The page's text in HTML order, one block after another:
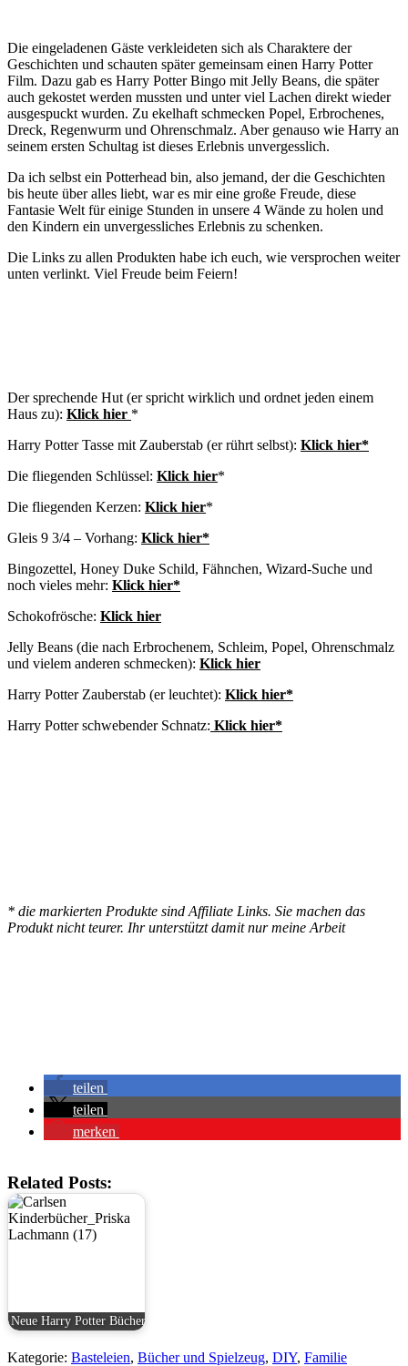
Die eingeladenen Gäste verkleideten sich als Charaktere der
Geschichten und schauten später gemeinsam einen Harry Potter
Film. Dazu gab es Harry Potter Bingo mit Jelly Beans, die später
auch gekostet werden mussten und unter viel Lachen direkt wieder
ausgespuckt wurden. Zu ekelhaft schmecken Popel, Erbrochenes,
Dreck, Regenwurm und Ohrenschmalz. Aber genauso wie Harry an
seinem ersten Schultag ist dieses Erlebnis unvergesslich.
Da ich selbst ein Potterhead bin, also jemand, der die Geschichten
bis heute über alles liebt, war es mir eine große Freude, diese
Fantasie Welt für einige Stunden in unsere 4 Wände zu holen und
den Kindern ein unvergessliches Erlebnis zu schenken.
Die Links zu allen Produkten habe ich euch, wie versprochen weiter
unten verlinkt. Viel Freude beim Feiern!
Der sprechende Hut (er spricht wirklich und ordnet jeden einem
Haus zu): Klick hier *
Harry Potter Tasse mit Zauberstab (er rührt selbst): Klick hier*
Die fliegenden Schlüssel: Klick hier*
Die fliegenden Kerzen: Klick hier*
Gleis 9 3/4 – Vorhang: Klick hier*
Bingozettel, Honey Duke Schild, Fähnchen, Wizard-Suche und
noch vieles mehr: Klick hier*
Schokofrösche: Klick hier
Jelly Beans (die nach Erbrochenem, Schleim, Popel, Ohrenschmalz
und vielem anderen schmecken): Klick hier
Harry Potter Zauberstab (er leuchtet): Klick hier*
Harry Potter schwebender Schnatz: Klick hier*
* die markierten Produkte sind Affiliate Links. Sie machen das
Produkt nicht teurer. Ihr unterstützt damit nur meine Arbeit
teilen
teilen
merken
Related Posts:
Neue Harry Potter Bücher
Kategorie: Basteleien, Bücher und Spielzeug, DIY, Familie